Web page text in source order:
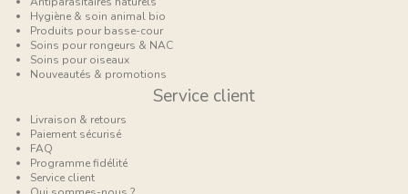
Hygiène & soin animal bio
Produits pour basse-cour
Soins pour rongeurs & NAC
Soins pour oiseaux
Nouveautés & promotions
Service client
Livraison & retours
Paiement sécurisé
FAQ
Programme fidélité
Service client